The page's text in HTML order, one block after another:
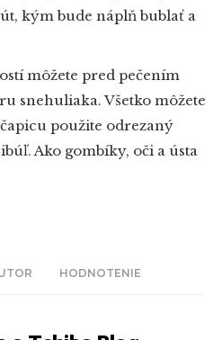
HODNOTENIE
kým bude náplň bublať a
môžete pred pečením
snehuliaka. Všetko môžete
použite odrezaný
Ako gombíky, oči a ústa